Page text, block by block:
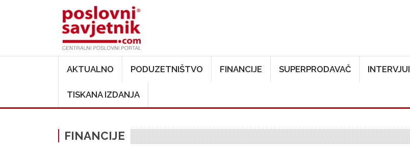
AKTUALNO PODUZETNIŠTVO FINANCIJE SUPERPRODAVAČ INTERVJUI
TISKANA IZDANJA
FINANCIJE